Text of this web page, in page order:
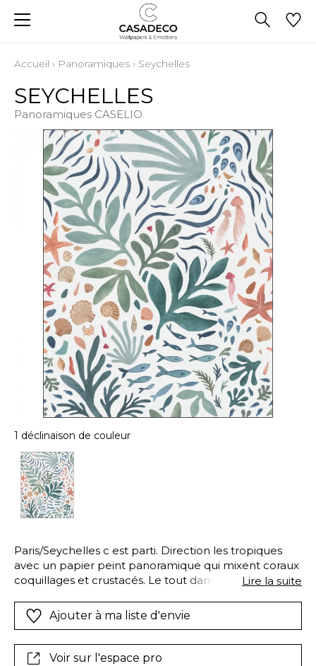
Accueil › Panoramiques › Seychelles
SEYCHELLES
Panoramiques CASELIO
1 déclinaison de couleur
Paris/Seychelles c est parti. Direction les tropiques
avec un papier peint panoramique qui mixent coraux
coquillages et crustacés. Le tout dans une belle
des verts d eau…
Lire la suite
Ajouter à ma liste d'envie
Voir sur l'espace pro